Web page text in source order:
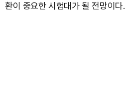
환이 중요한 시험대가 될 전망이다.